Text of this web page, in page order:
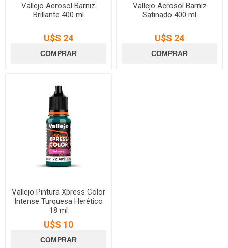
Vallejo Aerosol Barniz
Brillante 400 ml
U$S 24
Vallejo Aerosol Barniz
Satinado 400 ml
U$S 24
Vallejo Pintura Xpress Color
Intense Turquesa Herético
18 ml
U$S 10